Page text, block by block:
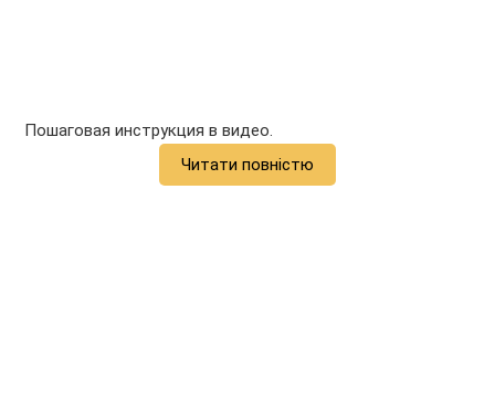
Пошаговая инструкция в видео.
Читати повністю